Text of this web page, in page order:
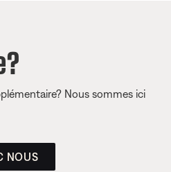
Nous sommes ici
NOUS